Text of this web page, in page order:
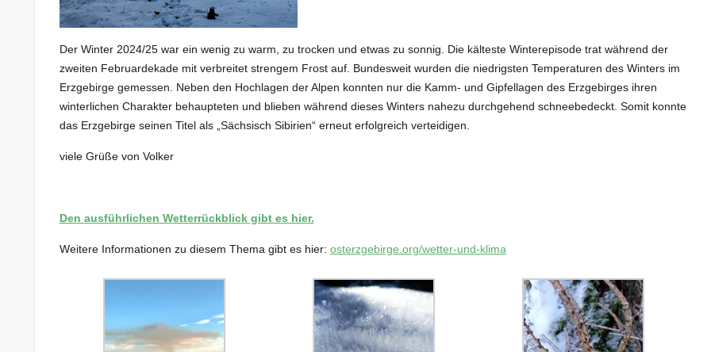
Der Winter 2024/25 war ein wenig zu warm, zu trocken und etwas zu sonnig. Die kälteste Winterepisode trat während der
zweiten Februardekade mit verbreitet strengem Frost auf. Bundesweit wurden die niedrigsten Temperaturen des Winters im
Erzgebirge gemessen. Neben den Hochlagen der Alpen konnten nur die Kamm- und Gipfellagen des Erzgebirges ihren
winterlichen Charakter behaupteten und blieben während dieses Winters nahezu durchgehend schneebedeckt. Somit konnte
das Erzgebirge seinen Titel als „Sächsisch Sibirien“ erneut erfolgreich verteidigen.
viele Grüße von Volker
Den ausführlichen Wetterrückblick gibt es hier.
Weitere Informationen zu diesem Thema gibt es hier: osterzgebirge.org/wetter-und-klima